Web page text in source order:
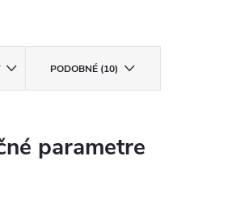
PODOBNÉ (10)
parametre